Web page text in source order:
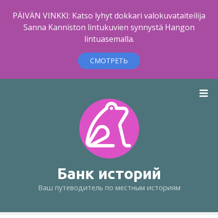
PÄIVÄN VINKKI: Katso lyhyt dokkari valokuvataiteilija
Sanna Kanniston lintukuvien synnystä Hangon
lintuasemalla.
СМОТРЕТЬ
е
Банк историй
Ваш путеводитель по местным историям